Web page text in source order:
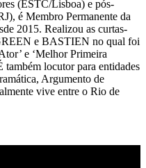
(ESTC/Lisboa) e pós-
é Membro Permanente da
2015. Realizou as curtas-
e BASTIEN no qual foi
e ‘Melhor Primeira
também locutor para entidades
Argumento de
vive entre o Rio de